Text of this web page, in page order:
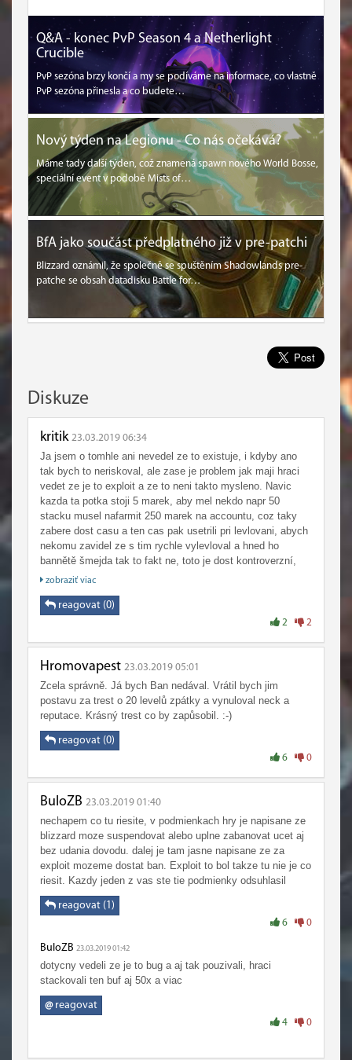
Q&A - konec PvP Season 4 a Netherlight
Crucible
PvP sezóna brzy končí a my se podíváme na informace, co vlastně
PvP sezóna přinesla a co budete…
Nový týden na Legionu - Co nás očekává?
Máme tady další týden, což znamená spawn nového World Bosse,
speciální event v podobě Mists of…
BfA jako součást předplatného již v pre-patchi
Blizzard oznámil, že společně se spuštěním Shadowlands pre-
patche se obsah datadisku Battle for…
Diskuze
kritik 23.03.2019 06:34
Ja jsem o tomhle ani nevedel ze to existuje, i kdyby ano
tak bych to neriskoval, ale zase je problem jak maji hraci
vedet ze je to exploit a ze to neni takto mysleno. Navic
kazda ta potka stoji 5 marek, aby mel nekdo napr 50
stacku musel nafarmit 250 marek na accountu, coz taky
zabere dost casu a ten cas pak usetrili pri levlovani, abych
nekomu zavidel ze s tim rychle vylevloval a hned ho
bannětě šmejda tak to fakt ne, toto je dost kontroverzní,
ostatni hráče to tolik neovlivní jestli Pepa vylevluje 20tyho
koupi boost a o to asi jde ze si blizz mysli ze je tato
metoda konkurenci proti kupování jejich boostu za 60€. No
extremne nudny je dnes levlovat 1-120, hlavne kdyz uz jste
to delali aspon 10x predtim, ale to by bylo na jinej rozbor.
Ja se jich nezastavam ale podle me to neni tak cernobily,
jako kdyby treba na 1 potion ziskali 50 stacku tak je to
jasny, ale uz jenom to ze tech 50 potionu museli nejdriv
nafarmit z toho nedela podle me tak jasnej exploit, v
minulosti bylo spoustu xp potionu a RAf bonusů že kdo se
Ja jsem byl vzdycky pro kdyz blizz zabanuje cheatery a
botery, ale tady nevim co si mam myslet, protoze si vylozi
pravidla podle sveho a nikdo nebyl varovan ze ten potion
stackovat nesmi, stacilo by asi sebrat ty levly, tohle je az
moc velka komedie na tema "banujeme cheatery" ...
zobraziť viac
reagovat (0)
2 2
Hromovapest 23.03.2019 05:01
Zcela správně. Já bych Ban nedával. Vrátil bych jim
postavu za trest o 20 levelů zpátky a vynuloval neck a
reputace. Krásný trest co by zapůsobil. :-)
reagovat (0)
6 0
BuloZB 23.03.2019 01:40
nechapem co tu riesite, v podmienkach hry je napisane ze
blizzard moze suspendovat alebo uplne zabanovat ucet aj
bez udania dovodu. dalej je tam jasne napisane ze za
exploit mozeme dostat ban. Exploit to bol takze tu nie je co
riesit. Kazdy jeden z vas ste tie podmienky odsuhlasil
reagovat (1)
6 0
BuloZB 23.03.2019 01:42
dotycny vedeli ze je to bug a aj tak pouzivali, hraci
stackovali ten buf aj 50x a viac
@reagovat
4 0